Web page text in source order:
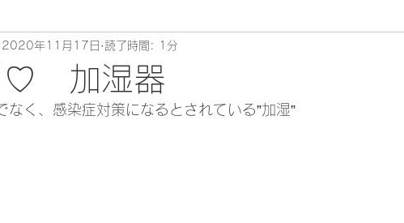
♡ 加湿器
2020年11月17日 読了時間: 1分
なく、感染症対策になるとされている”加湿”